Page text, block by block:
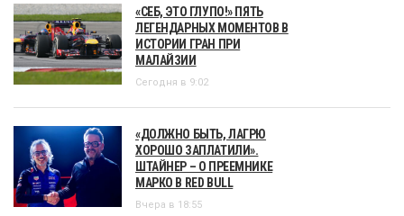
«СЕБ, ЭТО ГЛУПО!» ПЯТЬ
ЛЕГЕНДАРНЫХ МОМЕНТОВ В
ИСТОРИИ ГРАН ПРИ
МАЛАЙЗИИ
Сегодня в 9:02
«ДОЛЖНО БЫТЬ, ЛАГРЮ
ХОРОШО ЗАПЛАТИЛИ».
ШТАЙНЕР – О ПРЕЕМНИКЕ
МАРКО В RED BULL
Вчера в 18:55